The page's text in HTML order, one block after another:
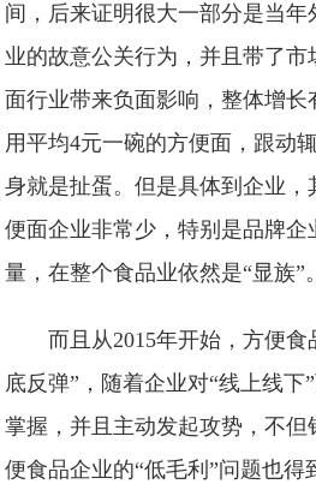
间，后来证明很大一部分是当
业的故意公关行为，并且带了
面行业带来负面影响，整体增长
用平均4元一碗的方便面，跟动
身就是扯蛋。但是具体到企业
便面企业非常少，特别是品牌
量，在整个食品业依然是“显族”。
而且从2015年开始，方便
底反弹”，随着企业对“线上线下
掌握，并且主动发起攻势，不
便食品企业的“低毛利”问题也得